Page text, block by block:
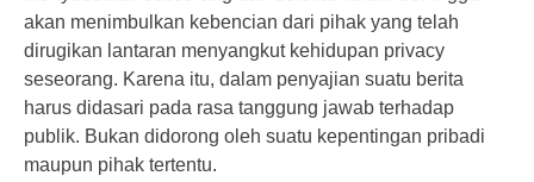
akan menimbulkan kebencian dari pihak yang telah
dirugikan lantaran menyangkut kehidupan privacy
seseorang. Karena itu, dalam penyajian suatu berita
harus didasari pada rasa tanggung jawab terhadap
publik. Bukan didorong oleh suatu kepentingan pribadi
maupun pihak tertentu.